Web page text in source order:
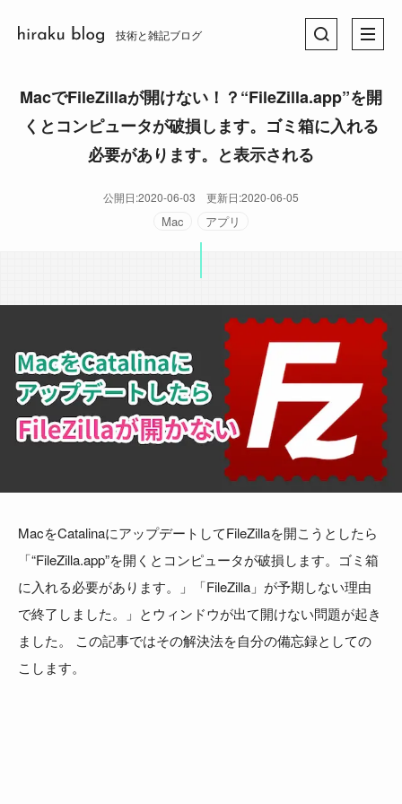
技術と雑記ブログ
公開日:2020-06-03 更新日:2020-06-05
Mac アプリ
MacでFileZillaが開けない！？“FileZilla.app”を開
くとコンピュータが破損します。ゴミ箱に入れる
必要があります。と表示される
MacをCatalinaにアップデートしてFileZillaを開こうとしたら
「“FileZilla.app”を開くとコンピュータが破損します。ゴミ箱
に入れる必要があります。」「FileZilla」が予期しない理由
で終了しました。」とウィンドウが出て開けない問題が起き
ました。 この記事ではその解決法を自分の備忘録としての
こします。